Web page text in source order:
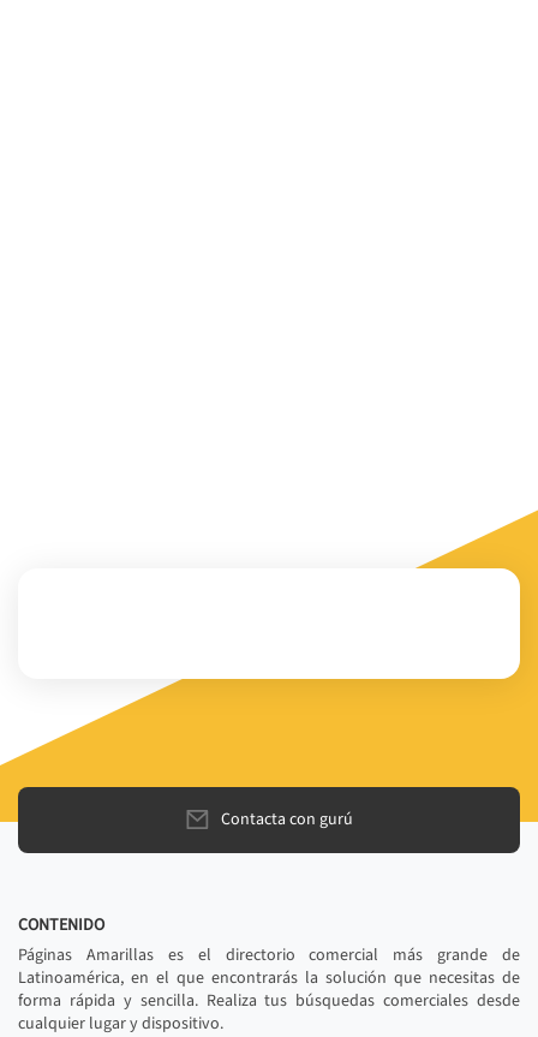
Contacta con gurú
CONTENIDO
Páginas Amarillas es el directorio comercial más grande de
Latinoamérica, en el que encontrarás la solución que necesitas de
forma rápida y sencilla. Realiza tus búsquedas comerciales desde
cualquier lugar y dispositivo.